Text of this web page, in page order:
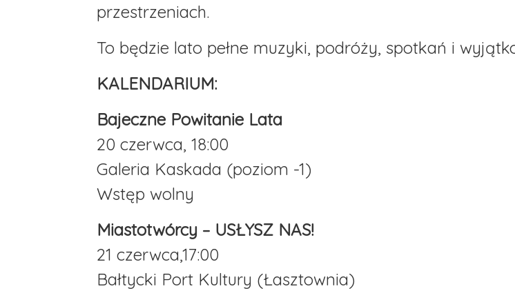
przestrzeniach.
To będzie lato pełne muzyki, podróży, spotkań i
KALENDARIUM:
Bajeczne Powitanie Lata
20 czerwca, 18:00
Galeria Kaskada (poziom -1)
Wstęp wolny
Miastotwórcy – USŁYSZ NAS!
21 czerwca,17:00
Bałtycki Port Kultury (Łasztownia)